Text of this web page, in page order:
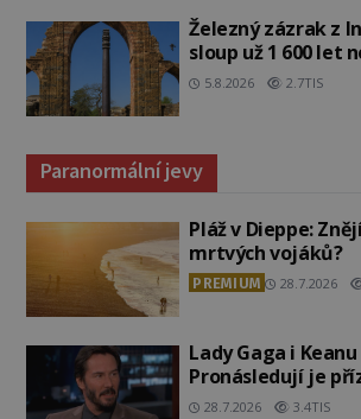
Železný zázrak z
sloup už 1 600 let
5.8.2026 2.7TIS
Paranormální jevy
Pláž v Dieppe:
mrtvých vojáků?
PREMIUM 28.7.2026
Lady Gaga i Keanu
Pronásledují je
28.7.2026 3.4TIS